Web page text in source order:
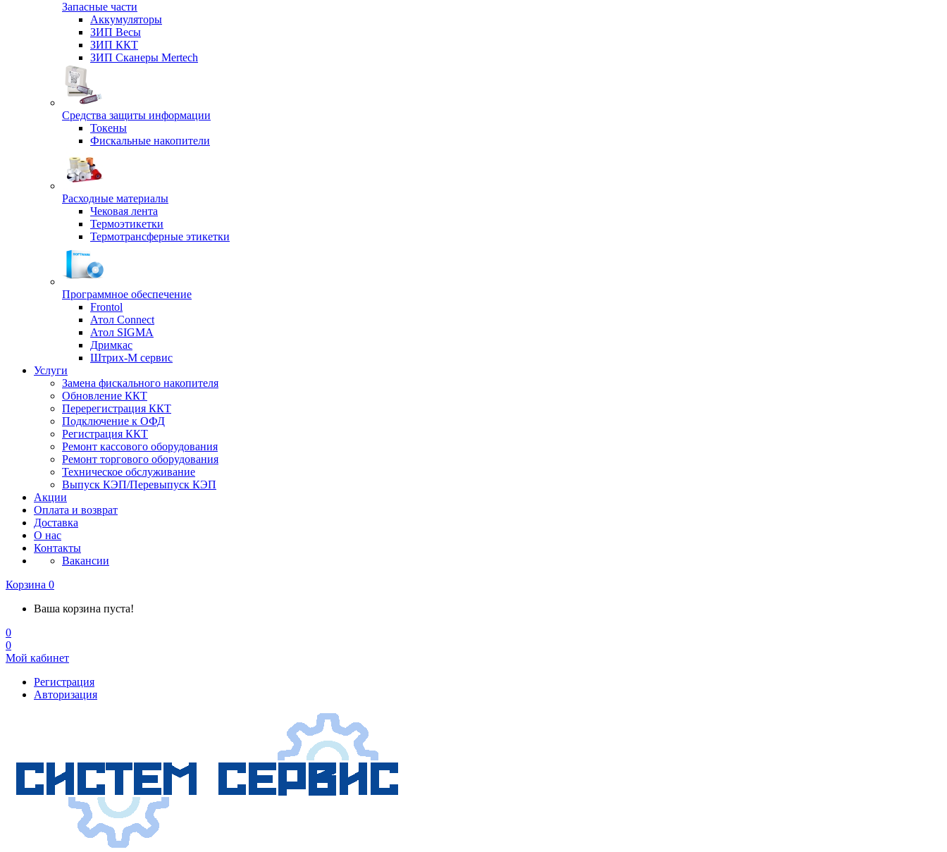
Запасные части
Аккумуляторы
ЗИП Весы
ЗИП ККТ
ЗИП Сканеры Mertech
Средства защиты информации
Токены
Фискальные накопители
Расходные материалы
Чековая лента
Термоэтикетки
Термотрансферные этикетки
Программное обеспечение
Frontol
Атол Connect
Атол SIGMA
Дримкас
Штрих-М сервис
Услуги
Замена фискального накопителя
Обновление ККТ
Перерегистрация ККТ
Подключение к ОФД
Регистрация ККТ
Ремонт кассового оборудования
Ремонт торгового оборудования
Техническое обслуживание
Выпуск КЭП/Перевыпуск КЭП
Акции
Оплата и возврат
Доставка
О нас
Контакты
Вакансии
Корзина 0
Ваша корзина пуста!
0
0
Мой кабинет
Регистрация
Авторизация